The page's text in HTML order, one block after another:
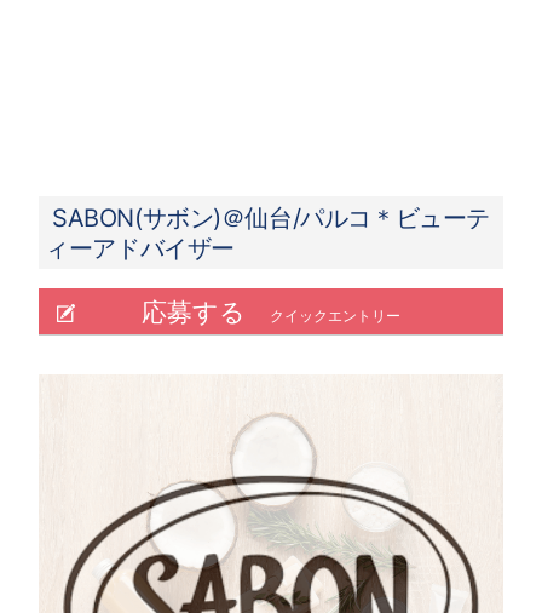
SABON(サボン)＠仙台/パルコ＊ビューテ
ィーアドバイザー
応募する クイックエントリー